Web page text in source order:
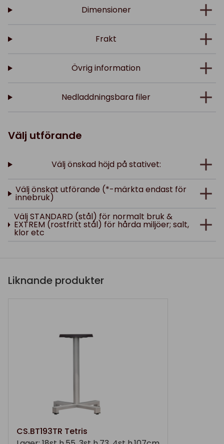
Dimensioner
Frakt
Övrig information
Nedladdningsbara filer
Välj utförande
Välj önskad höjd på stativet:
Välj önskat utförande (*-märkta endast för
innebruk)
Välj STANDARD (stål) för normalt bruk &
EXTREM (rostfritt stål) för hårda miljöer; salt,
klor etc
Liknande produkter
CS.BT193TR Tetris